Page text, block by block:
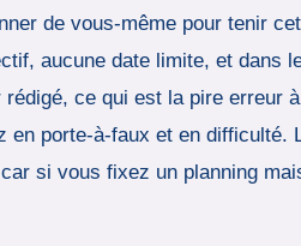
de vous-même pour tenir
aucune date limite, et
ce qui est la pire
en porte-à-faux et en
si vous fixez un planning